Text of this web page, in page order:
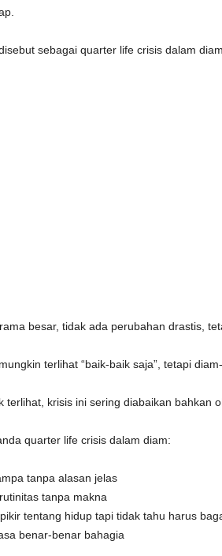
sebagai quarter life crisis dalam diam.
besar, tidak ada perubahan drastis,
terlihat “baik-baik saja”, tetapi
terlihat, krisis ini sering diabaikan bahkan
quarter life crisis dalam diam:
tanpa alasan jelas
tanpa makna
tentang hidup tapi tidak tahu harus
benar-benar bahagia